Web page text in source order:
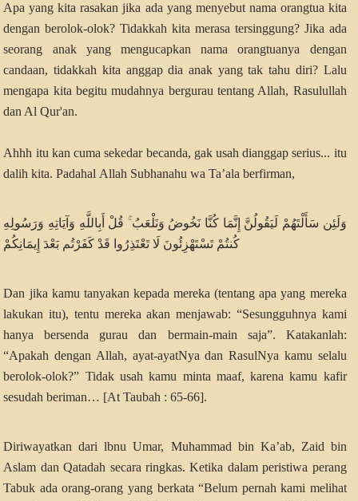
Apa yang kita rasakan jika ada yang menyebut nama orangtua kita
dengan berolok-olok? Tidakkah kita merasa tersinggung? Jika ada
seorang anak yang mengucapkan nama orangtuanya dengan
candaan, tidakkah kita anggap dia anak yang tak tahu diri? Lalu
mengapa kita begitu mudahnya bergurau tentang Allah, Rasulullah
dan Al Qur'an.
Ahhh itu kan cuma sekedar becanda, gak usah dianggap serius... itu
dalih kita. Padahal Allah Subhanahu wa Ta’ala berfirman,
وَلَئِن سَأَلْتَهُمْ لَيَقُولُنَّ إِنَّمَا كُنَّا نَخُوضُ وَنَلْعَبُ ۚ قُلْ أَبِاللَّهِ وَآيَاتِهِ وَرَسُولِهِ
كُنتُمْ تَسْتَهْزِئُونَ لَا تَعْتَذِرُوا قَدْ كَفَرْتُم بَعْدَ إِيمَانِكُمْ
Dan jika kamu tanyakan kepada mereka (tentang apa yang mereka
lakukan itu), tentu mereka akan menjawab: “Sesungguhnya kami
hanya bersenda gurau dan bermain-main saja”. Katakanlah:
“Apakah dengan Allah, ayat-ayatNya dan RasulNya kamu selalu
berolok-olok?” Tidak usah kamu minta maaf, karena kamu kafir
sesudah beriman… [At Taubah : 65-66].
Diriwayatkan dari lbnu Umar, Muhammad bin Ka’ab, Zaid bin
Aslam dan Qatadah secara ringkas. Ketika dalam peristiwa perang
Tabuk ada orang-orang yang berkata “Belum pernah kami melihat